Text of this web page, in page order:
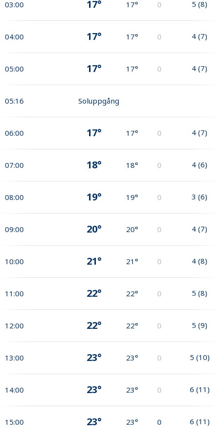
03:00 17° 17° 0 5 (8)
04:00 17° 17° 0 4 (7)
05:00 17° 17° 0 4 (7)
05:16 Soluppgång
06:00 17° 17° 0 4 (7)
07:00 18° 18° 0 4 (6)
08:00 19° 19° 0 3 (6)
09:00 20° 20° 0 4 (7)
10:00 21° 21° 0 4 (8)
11:00 22° 22° 0 5 (8)
12:00 22° 22° 0 5 (9)
13:00 23° 23° 0 5 (10)
14:00 23° 23° 0 6 (11)
15:00 23° 23° 0 6 (11)